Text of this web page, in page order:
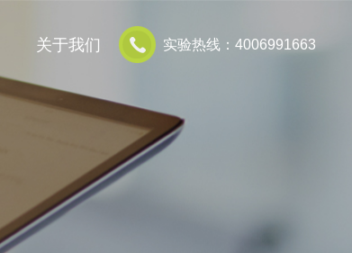
实验热线：4006991663
关于我们